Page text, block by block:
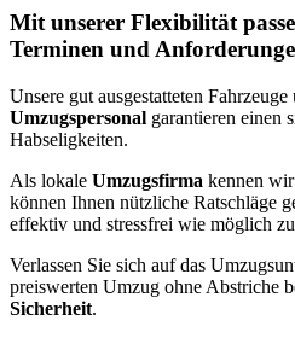
Mit unserer Flexibilität
Terminen und
Unsere gut ausgestatteten
Umzugspersonal garantieren einen
Habseligkeiten.
Als lokale Umzugsfirma kennen
können Ihnen nützliche Ratschläge
effektiv und stressfrei wie möglich
Verlassen Sie sich auf das
preiswerten Umzug ohne Abstriche
Sicherheit.